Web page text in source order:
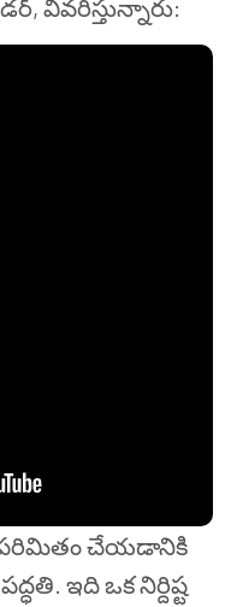
వివరిస్తున్నారు:
పరిమితం చేయడానికి
ఇది ఒక నిర్దిష్ట